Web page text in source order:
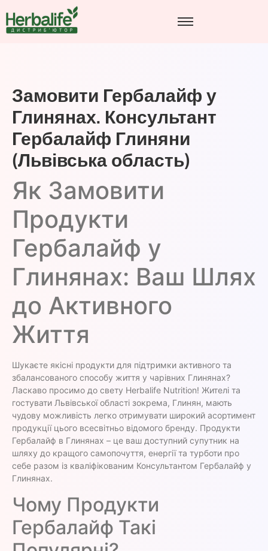
Замовити Гербалайф у
Глинянах. Консультант
Гербалайф Глиняни
(Львівська область)
Як Замовити
Продукти
Гербалайф у
Глинянах: Ваш Шлях
до Активного
Життя
Шукаєте якісні продукти для підтримки активного та
збалансованого способу життя у чарівних Глинянах?
Ласкаво просимо до свету Herbalife Nutrition! Жителі та
гостувати Львівської області зокрема, Глинян, мають
чудову можливість легко отримувати широкий асортимент
продукції цього всесвітньо відомого бренду. Продукти
Гербалайф в Глинянах – це ваш доступний супутник на
шляху до кращого самопочуття, енергії та турботи про
себе разом із кваліфікованим Консультантом Гербалайф у
Глинянах.
Чому Продукти
Гербалайф Такі